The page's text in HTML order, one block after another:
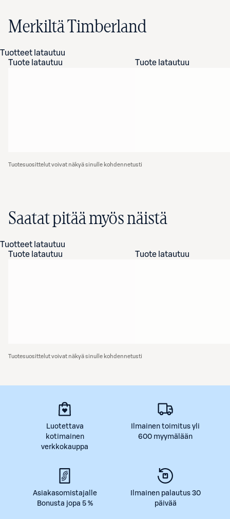
Merkiltä Timberland
Tuotteet latautuu
Tuote latautuu
Tuote latautuu
Tuotesuosittelut voivat näkyä sinulle kohdennetusti
Saatat pitää myös näistä
Tuotteet latautuu
Tuote latautuu
Tuote latautuu
Tuotesuosittelut voivat näkyä sinulle kohdennetusti
Luotettava
kotimainen
verkkokauppa
Ilmainen toimitus yli
600 myymälään
Asiakasomistajalle
Bonusta jopa 5 %
Ilmainen palautus 30
päivää